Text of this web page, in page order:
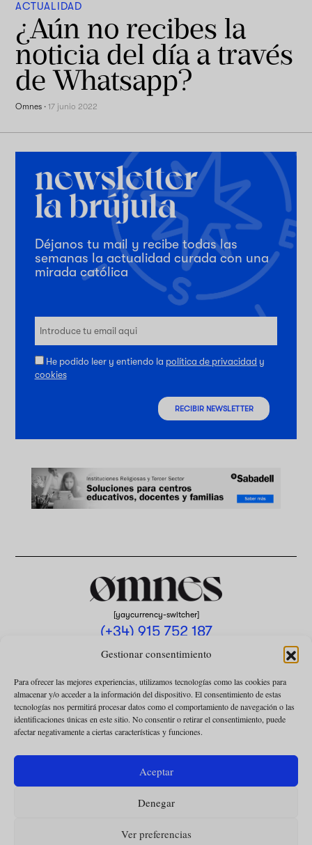
Gestionar consentimiento
Para ofrecer las mejores experiencias, utilizamos tecnologías como las cookies para
almacenar y/o acceder a la información del dispositivo. El consentimiento de estas
tecnologías nos permitirá procesar datos como el comportamiento de navegación o las
identificaciones únicas en este sitio. No consentir o retirar el consentimiento, puede
afectar negativamente a ciertas características y funciones.
Aceptar
Denegar
Ver preferencias
ACTUALIDAD
¿Aún no recibes la
noticia del día a través
de Whatsapp?
Omnes ·17 junio 2022
Déjanos tu mail y recibe todas las
semanas la actualidad curada con una
mirada católica
He podido leer y entiendo la política de privacidad y
cookies
RECIBIR NEWSLETTER
[yaycurrency-switcher]
(+34) 915 752 187
omnes@omnesmag.com
POLÍTICA DE PRIVACIDAD
USO DE COOKIES
CONDICIONES DE LA COLABORACIÓN